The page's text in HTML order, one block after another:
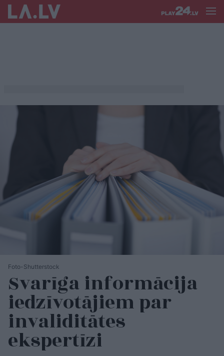
Foto-Shutterstock
Svarīga informācija
iedzīvotājiem par
invaliditātes
ekspertīzi